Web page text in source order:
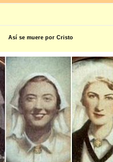
Así se muere por Cristo